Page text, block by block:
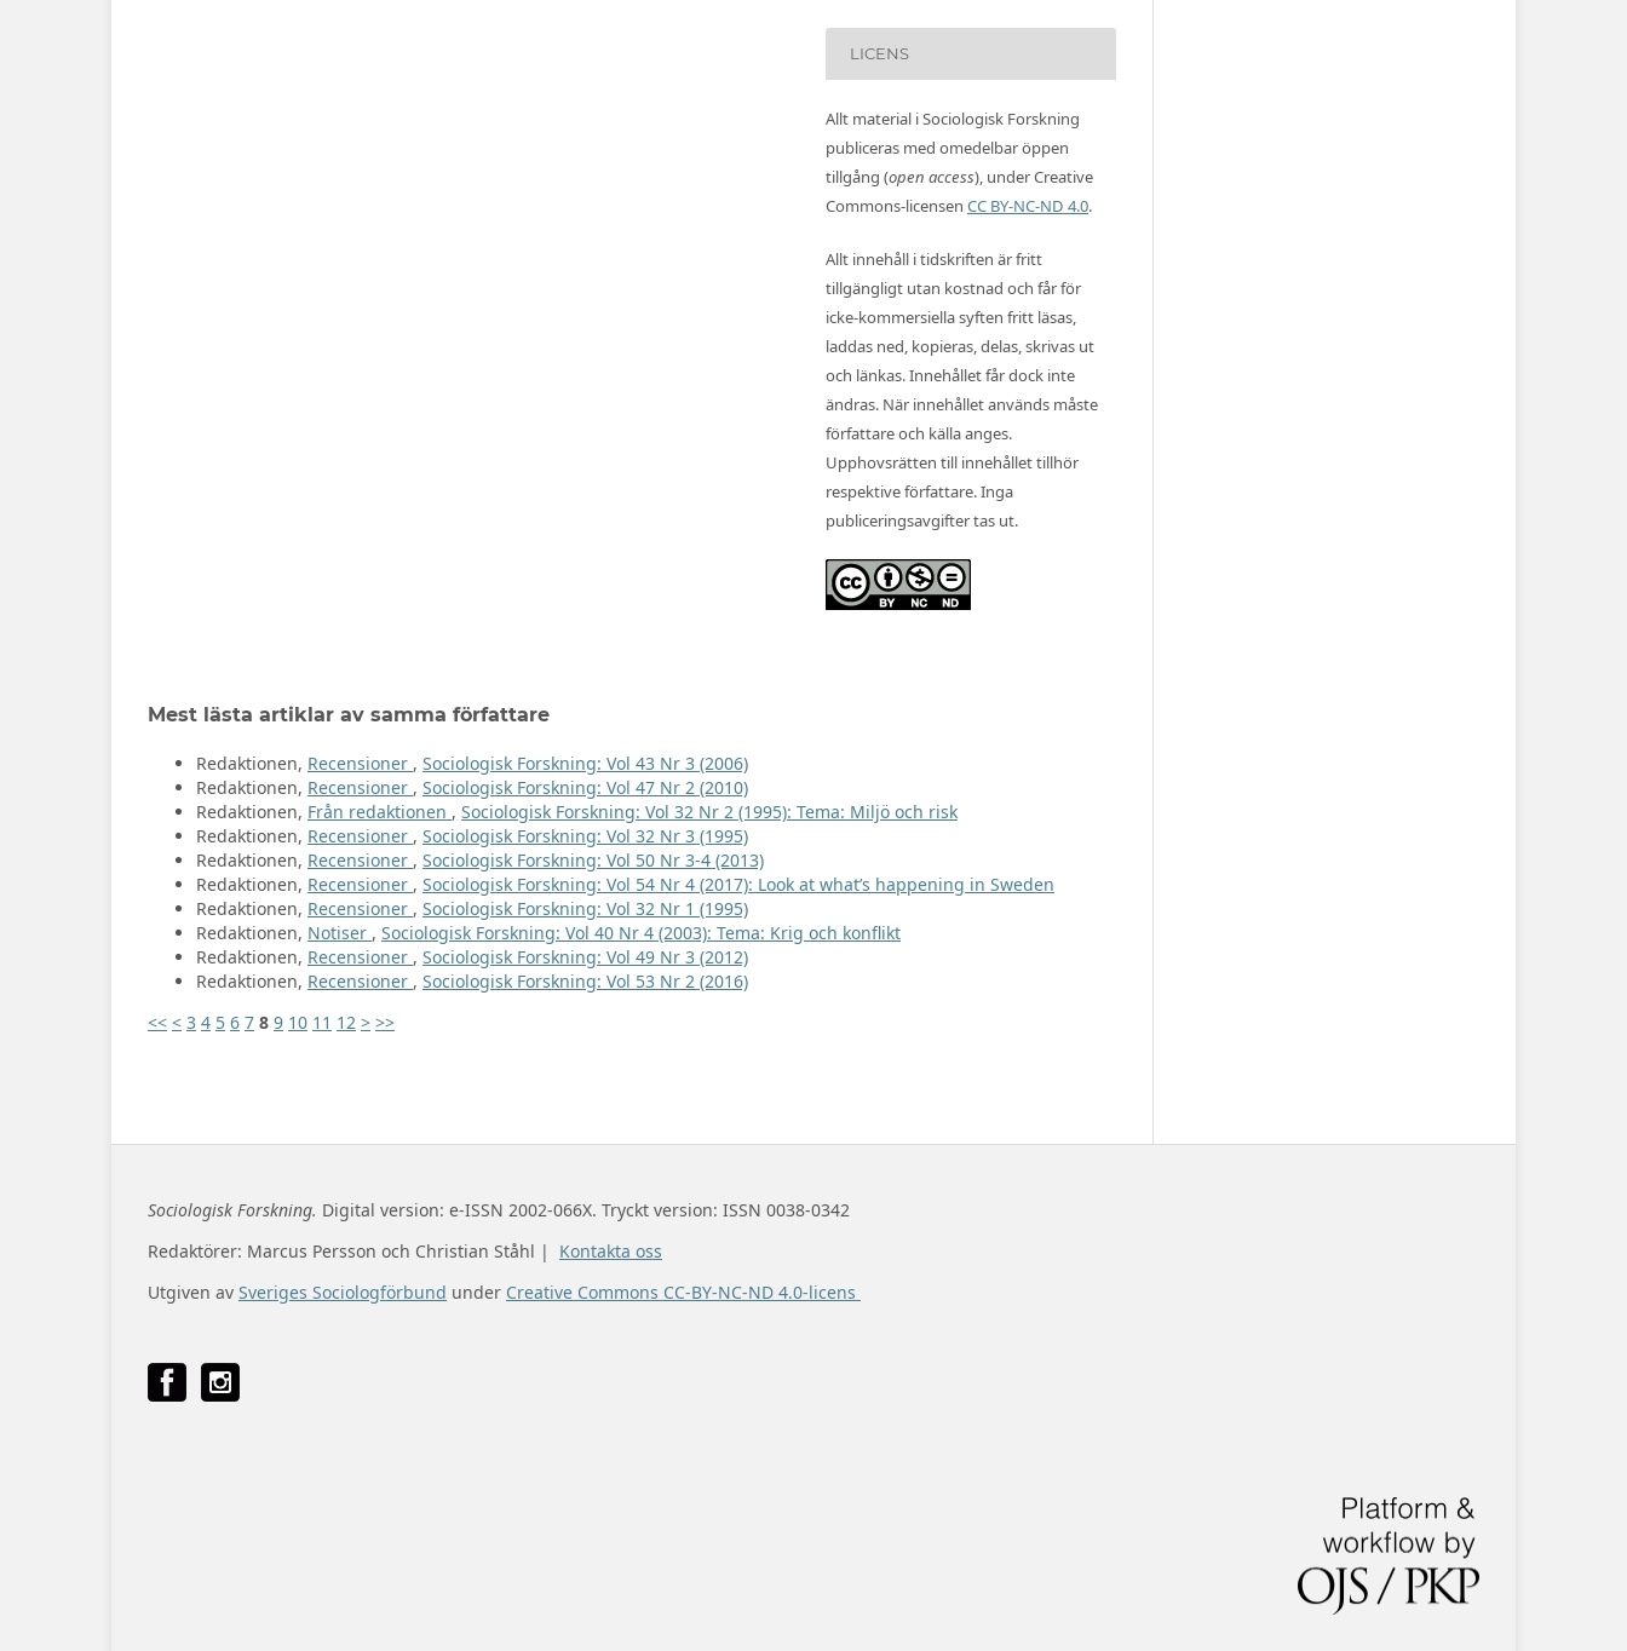
LICENS
Allt material i Sociologisk Forskning
publiceras med omedelbar öppen
tillgång (open access), under Creative
Commons-licensen CC BY-NC-ND 4.0.
Allt innehåll i tidskriften är fritt
tillgängligt utan kostnad och får för
icke-kommersiella syften fritt läsas,
laddas ned, kopieras, delas, skrivas ut
och länkas. Innehållet får dock inte
ändras. När innehållet används måste
författare och källa anges.
Upphovsrätten till innehållet tillhör
respektive författare. Inga
publiceringsavgifter tas ut.
Mest lästa artiklar av samma författare
Redaktionen, Recensioner , Sociologisk Forskning: Vol 43 Nr 3 (2006)
Redaktionen, Recensioner , Sociologisk Forskning: Vol 47 Nr 2 (2010)
Redaktionen, Från redaktionen , Sociologisk Forskning: Vol 32 Nr 2 (1995): Tema: Miljö och risk
Redaktionen, Recensioner , Sociologisk Forskning: Vol 32 Nr 3 (1995)
Redaktionen, Recensioner , Sociologisk Forskning: Vol 50 Nr 3-4 (2013)
Redaktionen, Recensioner , Sociologisk Forskning: Vol 54 Nr 4 (2017): Look at what’s happening in Sweden
Redaktionen, Recensioner , Sociologisk Forskning: Vol 32 Nr 1 (1995)
Redaktionen, Notiser , Sociologisk Forskning: Vol 40 Nr 4 (2003): Tema: Krig och konflikt
Redaktionen, Recensioner , Sociologisk Forskning: Vol 49 Nr 3 (2012)
Redaktionen, Recensioner , Sociologisk Forskning: Vol 53 Nr 2 (2016)
<< < 3 4 5 6 7 8 9 10 11 12 > >>
Sociologisk Forskning. Digital version: e-ISSN 2002-066X. Tryckt version: ISSN 0038-0342
Redaktörer: Marcus Persson och Christian Ståhl | Kontakta oss
Utgiven av Sveriges Sociologförbund under Creative Commons CC-BY-NC-ND 4.0-licens